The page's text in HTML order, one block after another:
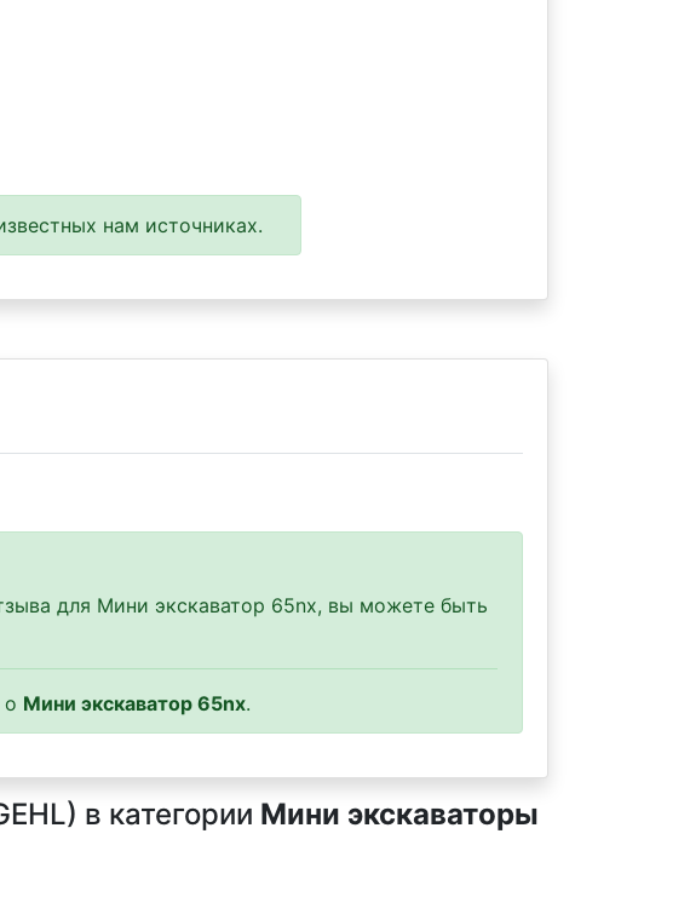
нам источниках.
для Мини экскаватор 65nx, вы можете быть
Мини экскаватор 65nx.
в категории Мини экскаваторы